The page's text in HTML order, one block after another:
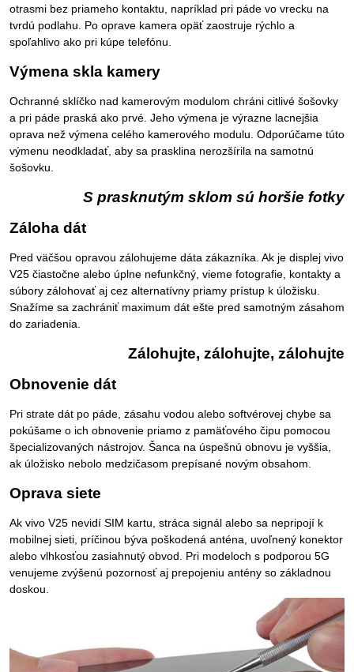
otrasmi bez priameho kontaktu, napríklad pri páde vo vrecku na
tvrdú podlahu. Po oprave kamera opäť zaostruje rýchlo a
spoľahlivo ako pri kúpe telefónu.
Výmena skla kamery
Ochranné sklíčko nad kamerovým modulom chráni citlivé šošovky
a pri páde praská ako prvé. Jeho výmena je výrazne lacnejšia
oprava než výmena celého kamerového modulu. Odporúčame túto
výmenu neodkladať, aby sa prasklina nerozšírila na samotnú
šošovku.
S prasknutým sklom sú horšie fotky
Záloha dát
Pred väčšou opravou zálohujeme dáta zákazníka. Ak je displej vivo
V25 čiastočne alebo úplne nefunkčný, vieme fotografie, kontakty a
súbory zálohovať aj cez alternatívny priamy prístup k úložisku.
Snažíme sa zachrániť maximum dát ešte pred samotným zásahom
do zariadenia.
Zálohujte, zálohujte, zálohujte
Obnovenie dát
Pri strate dát po páde, zásahu vodou alebo softvérovej chybe sa
pokúšame o ich obnovenie priamo z pamäťového čipu pomocou
špecializovaných nástrojov. Šanca na úspešnú obnovu je vyššia,
ak úložisko nebolo medzičasom prepísané novým obsahom.
Oprava siete
Ak vivo V25 nevidí SIM kartu, stráca signál alebo sa nepripojí k
mobilnej sieti, príčinou býva poškodená anténa, uvoľnený konektor
alebo vlhkosťou zasiahnutý obvod. Pri modeloch s podporou 5G
venujeme zvýšenú pozornosť aj prepojeniu antény so základnou
doskou.